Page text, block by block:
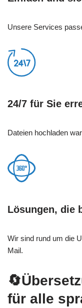
Unsere Services
24/7 für Sie
Dateien hochladen
Lösungen, die
Wir sind rund um die
Mail.
für alle